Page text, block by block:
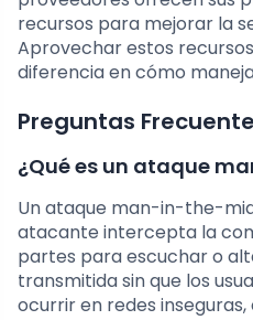
recursos para mejorar la
Aprovechar estos
diferencia en cómo
Preguntas
¿Qué es un ataque
Un ataque man-in-the-
atacante intercepta la
partes para escuchar o
transmitida sin que los
ocurrir en redes